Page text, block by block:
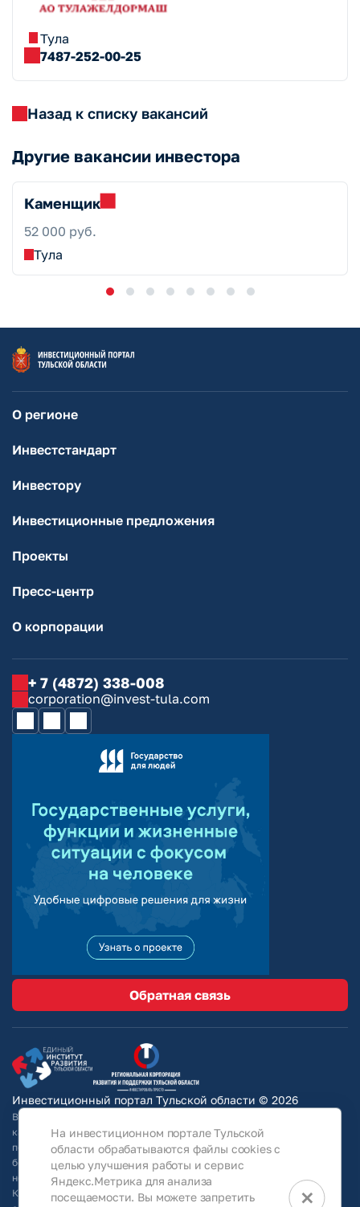
Тула
7487-252-00-25
Назад к списку вакансий
Другие вакансии инвестора
Каменщик
52 000 руб.
Тула
О регионе
Инвестстандарт
Инвестору
Инвестиционные предложения
Проекты
Пресс-центр
О корпорации
+ 7 (4872) 338-008
corporation@invest-tula.com
Обратная связь
Инвестиционный портал Тульской области © 2026
Вся информация на сайте носит ознакомительный характер и ни при
каких условиях не является публичной офертой, определяемой
положениями Статьи 437 Гражданского кодекса РФ. Для получения
более подробной информации и окончательных условий следует
непосредственно (уточнять у собственников/ обращаться в АО
КРТО).Используя информацию, указанную на сайте, Общество
×
На инвестиционном портале Тульской
области обрабатываются файлы cookies с
целью улучшения работы и сервис
Яндекс.Метрика для анализа
посещаемости. Вы можете запретить